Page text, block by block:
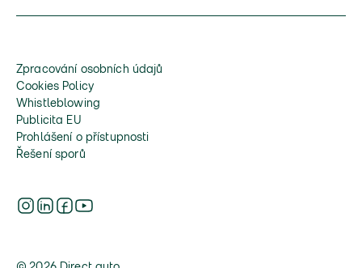
Zpracování osobních údajů
Cookies Policy
Whistleblowing
Publicita EU
Prohlášení o přístupnosti
Řešení sporů